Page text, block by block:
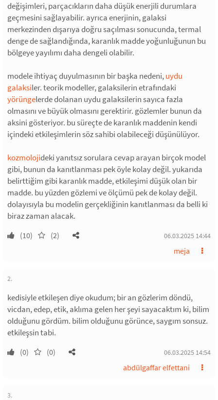
değişimleri, parçacıkların daha düşük enerjili durumlara
geçmesini sağlayabilir. ayrıca enerjinin, galaksi
merkezinden dışarıya doğru saçılması sonucunda, termal
denge de sağlandığında, karanlık madde yoğunluğunun bu
bölgeye yayılımı daha dengeli olabilir.
modele ihtiyaç duyulmasının bir başka nedeni,uydu
galaksiler. teorik modeller, galaksilerin etrafındaki
yörüngelerde dolanan uydu galaksilerin sayıca fazla
olmasını ve büyük olmasını gerektirir. gözlemler bunun da
aksini gösteriyor. bu süreçte de karanlık maddenin kendi
içindeki etkileşimlerin söz sahibi olabileceği düşünülüyor.
kozmolojideki yanıtsız sorulara cevap arayan birçok model
gibi, bunun da kanıtlanması pek öyle kolay değil. yukarıda
belirttiğim gibi karanlık madde, etkileşimi düşük olan bir
madde. bu yüzden gözlemi ve ölçümü pek de kolay değil.
dolayısıyla bu modelin gerçekliğinin kanıtlanması da belli ki
biraz zaman alacak.
(10) (2) 06.03.2025 14:44
meja
2.
kedisiyle etkileşen diye okudum; bir an gözlerim döndü,
vicdan, edep, etik, aklıma gelen her şeyi sayacaktım ki, bilim
olduğunu gördüm. bilim olduğunu görünce, saygım sonsuz.
etkileşsin tabi.
(0) (0) 06.03.2025 14:54
abdülgaffar elfettani
3.